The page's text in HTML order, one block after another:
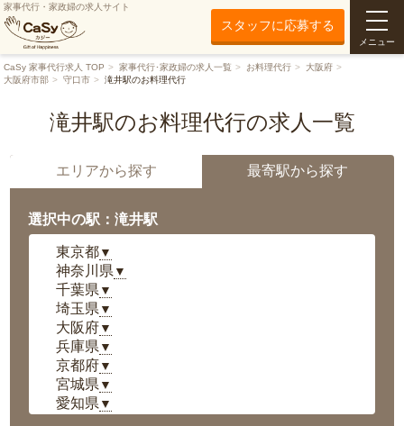
家事代行・家政婦の求人サイト
スタッフに応募する
メニュー
CaSy 家事代行求人 TOP 家事代行･家政婦の求人一覧 お料理代行
大阪府
大阪府市部
守口市 滝井駅のお料理代行
滝井駅のお料理代行の求人一覧
エリアから探す 最寄駅から探す
選択中の駅：滝井駅
東京都▼
神奈川県 ▼
千葉県 ▼
埼玉県 ▼
大阪府▼
兵庫県 ▼
京都府▼
宮城県 ▼
愛知県 ▼